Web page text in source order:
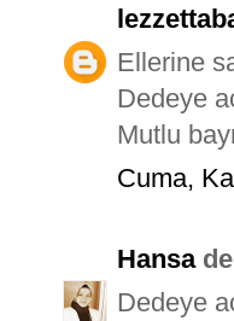
Ellerine
Dedeye
Mutlu
Cuma,
Hansa
Dedeye